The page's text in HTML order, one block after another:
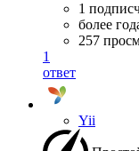
1
более
257
1
ответ
Yii